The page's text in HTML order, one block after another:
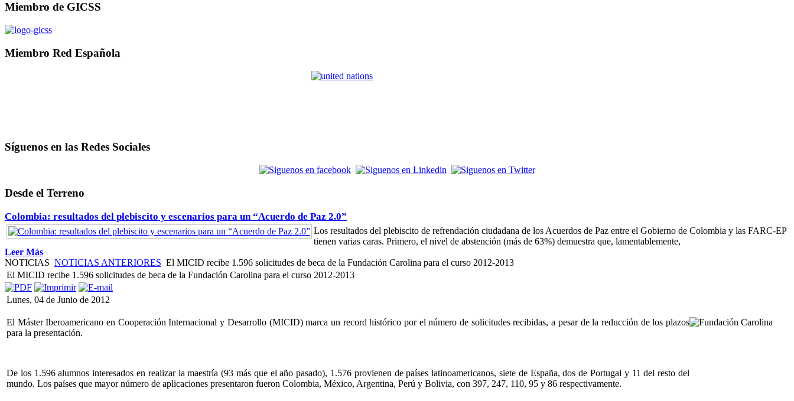
Miembro de GICSS
Miembro Red Española
Síguenos en las Redes Sociales
Desde el Terreno
Colombia: resultados del plebiscito y escenarios para un “Acuerdo de Paz 2.0”
Los resultados del plebiscito de refrendación ciudadana de los Acuerdos de Paz entre el Gobierno de Colombia y las FARC-EP
tienen varias caras. Primero, el nivel de abstención (más de 63%) demuestra que, lamentablemente,
Leer Más
NOTICIAS NOTICIAS ANTERIORES El MICID recibe 1.596 solicitudes de beca de la Fundación Carolina para el curso 2012-2013
El MICID recibe 1.596 solicitudes de beca de la Fundación Carolina para el curso 2012-2013
Lunes, 04 de Junio de 2012
El Máster Iberoamericano en Cooperación Internacional y Desarrollo (MICID) marca un record histórico por el número de solicitudes recibidas, a pesar de la reducción de los plazos
para la presentación.
De los 1.596 alumnos interesados en realizar la maestría (93 más que el año pasado), 1.576 provienen de países latinoamericanos, siete de España, dos de Portugal y 11 del resto del
mundo. Los países que mayor número de aplicaciones presentaron fueron Colombia, México, Argentina, Perú y Bolivia, con 397, 247, 110, 95 y 86 respectivamente.